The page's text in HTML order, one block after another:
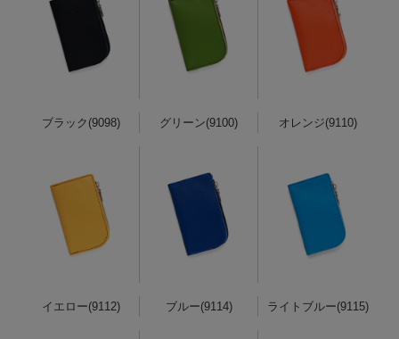
ブラック(9098) グリーン(9100) オレンジ(9110)
イエロー(9112) ブルー(9114) ライトブルー(9115)